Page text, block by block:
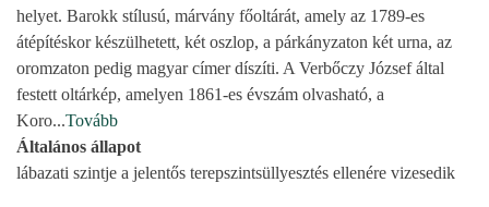
helyet. Barokk stílusú, márvány főoltárát, amely az 1789-es
átépítéskor készülhetett, két oszlop, a párkányzaton két urna, az
oromzaton pedig magyar címer díszíti. A Verbőczy József által
festett oltárkép, amelyen 1861-es évszám olvasható, a
Koro...Tovább
Általános állapot
lábazati szintje a jelentős terepszintsüllyesztés ellenére vizesedik